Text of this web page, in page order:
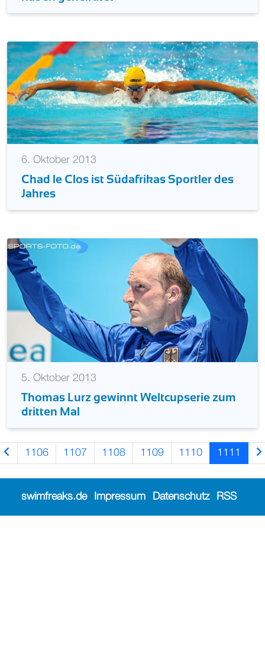
6. Oktober 2013
Chad le Clos ist Südafrikas Sportler des
Jahres
5. Oktober 2013
Thomas Lurz gewinnt Weltcupserie zum
dritten Mal
1106 1107 1108 1109 1110 1111
swimfreaks.de Impressum Datenschutz RSS